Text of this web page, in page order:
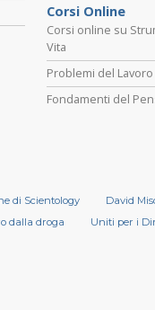
Corsi Online
Corsi online su
Vita
Problemi del Lavoro
Fondamenti del
di Scientology David
dalla droga Uniti per i